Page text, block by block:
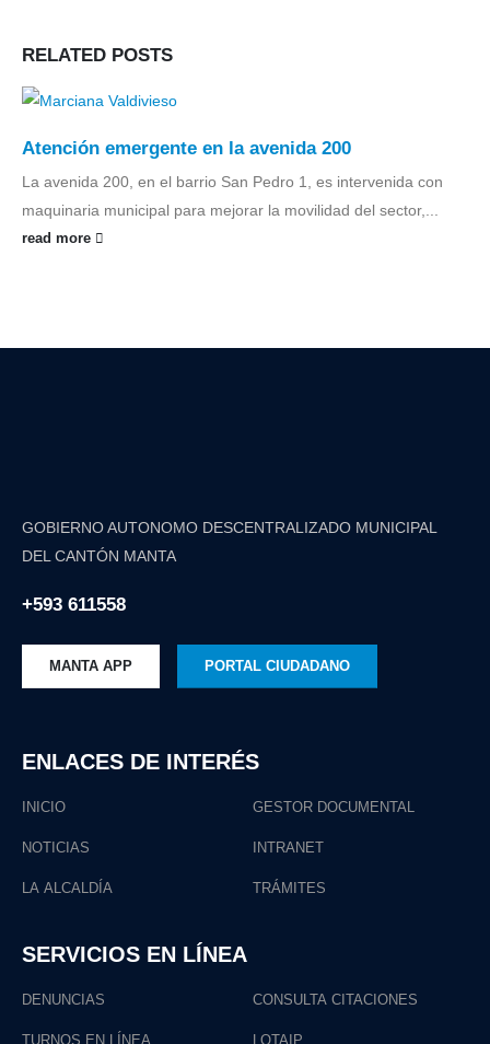
RELATED POSTS
Atención emergente en la avenida 200
La avenida 200, en el barrio San Pedro 1, es intervenida con
maquinaria municipal para mejorar la movilidad del sector,...
read more
GOBIERNO AUTONOMO DESCENTRALIZADO MUNICIPAL
DEL CANTÓN MANTA
+593 611558
MANTA APP PORTAL CIUDADANO
ENLACES DE INTERÉS
INICIO
NOTICIAS
LA ALCALDÍA
GESTOR DOCUMENTAL
INTRANET
TRÁMITES
SERVICIOS EN LÍNEA
DENUNCIAS
TURNOS EN LÍNEA
CONSULTA CITACIONES
LOTAIP